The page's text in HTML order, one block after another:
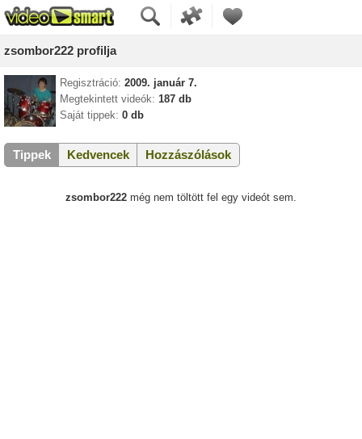
zsombor222 profilja
Regisztráció: 2009. január 7.
Megtekintett videók: 187 db
Saját tippek: 0 db
Tippek Kedvencek Hozzászólások
zsombor222 még nem töltött fel egy videót sem.